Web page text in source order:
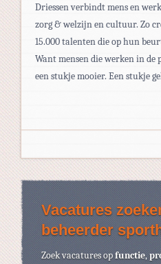
Driessen verbindt mens en
zorg & welzijn en cultuur. Zo
15.000 talenten die op hun
Want mensen die werken in de
een stukje mooier. Een stukje
Vacatures
beheerder
Zoek vacatures opfunctie,